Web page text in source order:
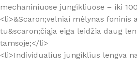
mechaniniuose jungikliuose – iki
<li>&Scaron;velniai mėlynas foninis
tu&scaron;čiąja eiga leidžia daug
tamsoje;</li>
<li>Individualius jungiklius lengva